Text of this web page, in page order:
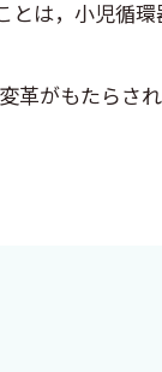
とは，小児循環
革がもたらさ
括的なケアの重
年整備されて